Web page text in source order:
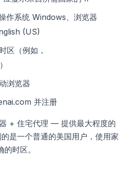
作系统 Windows、浏览器
(US)
区（例如，
浏览器
并注册
+ 住宅代理 — 提供最大程度的
是一个普通的美国用户，使用家
时区。